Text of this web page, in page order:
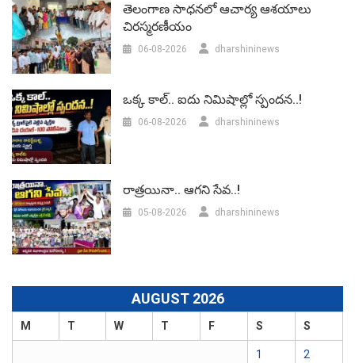
తెలంగాణ సాధనలో ఆచార్య ఆశయాలు
చిరస్మరణీయం
06-08-2026 dharshininews
ఒక్క కాల్.. ఐదు నిమిషాల్లో స్పందన..!
06-08-2026 dharshininews
రాత్రయినా.. ఆగని సేవ..!
05-08-2026 dharshininews
AUGUST 2026
M T W T F S S
1 2